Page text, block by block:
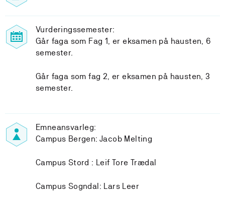
Vurderingssemester:
Går faga som Fag 1, er eksamen på hausten, 6
semester.
Går faga som fag 2, er eksamen på hausten, 3
semester.
Emneansvarleg:
Campus Bergen: Jacob Melting
Campus Stord : Leif Tore Trædal
Campus Sogndal: Lars Leer